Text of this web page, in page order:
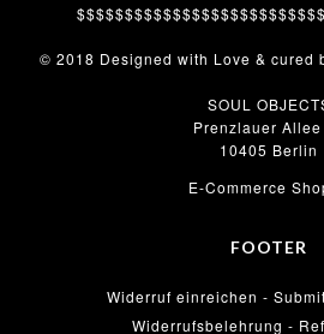
© 2018 Designed with Love & cured
SOUL
Prenzlauer Allee
10405 Berlin
E-Commerce
FOOTER
Widerruf einreichen -
Widerrufsbelehrung -